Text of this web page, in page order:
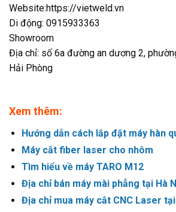
Website:https://vietweld.vn
Di động: 0915933363
Showroom
Địa chỉ: số 6a đường an dương 2,
Hải Phòng
Xem thêm:
Hướng dẫn cách lắp đặt máy hàn
Máy cắt fiber laser cho nhôm
Tìm hiểu về máy TARO M12
Địa chỉ bán máy mài phẳng tại Hà
Địa chỉ mua máy cắt CNC Laser